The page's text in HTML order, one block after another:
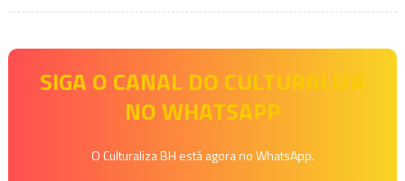
SIGA O CANAL DO CULTURALIZA
NO WHATSAPP
O Culturaliza BH está agora no WhatsApp.